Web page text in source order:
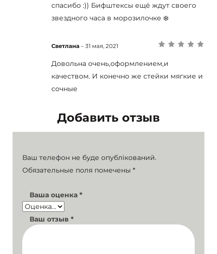
спасибо :)) Бифштексы ещё ждут своего
звездного часа в морозилочке ❄️
Светлана – 31 мая, 2021
Довольна очень,оформлением,и
качеством. И конечно же стейки мягкие и
сочные
Добавить отзыв
Ваш телефон не буде опублікований.
Обязательные поля помечены *
Ваша оценка *
Ваш отзыв *